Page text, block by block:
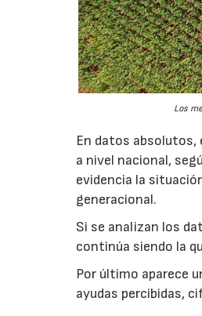
Los
En datos absolutos,
a nivel nacional,
evidencia la
generacional.
Si se analizan los
continúa siendo la
Por último aparece
ayudas percibidas,